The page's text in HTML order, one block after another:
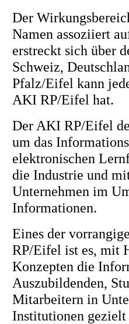
Der
Namen assoziiert
erstreckt sich über
Schweiz,
Pfalz/Eifel kann
AKI RP/Eifel hat.
Der AKI RP/Eifel
um das
elektronischen
die Industrie und
Unternehmen im
Informationen.
Eines der
RP/Eifel ist es, mit
Konzepten die
Auszubildenden,
Mitarbeitern in
Institutionen gezielt